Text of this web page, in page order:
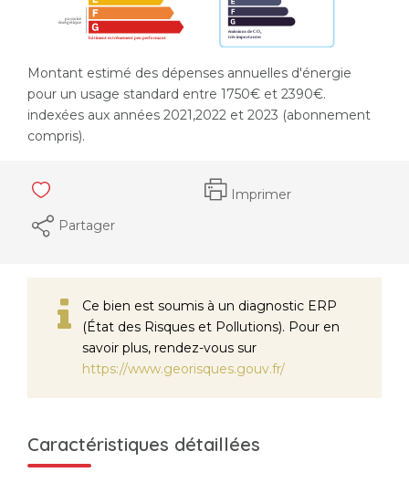
Montant estimé des dépenses annuelles d'énergie
pour un usage standard entre 1750€ et 2390€.
indexées aux années 2021,2022 et 2023 (abonnement
compris).
Imprimer
Partager
Ce bien est soumis à un diagnostic ERP
(État des Risques et Pollutions). Pour en
savoir plus, rendez-vous sur
https://www.georisques.gouv.fr/
Caractéristiques détaillées